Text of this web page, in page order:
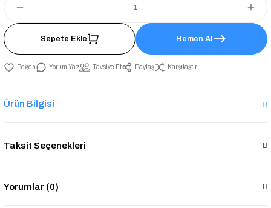
Sepete Ekle Hemen Al
Yorum Yaz Tavsiye Et Paylaş Karşılaştır
Ürün Bilgisi
Taksit Seçenekleri
Yorumlar (0)